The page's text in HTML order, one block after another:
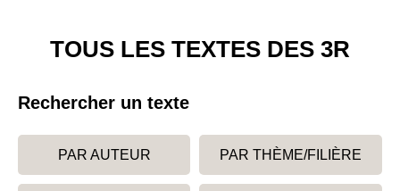
TOUS LES TEXTES DES 3R
Rechercher un texte
PAR AUTEUR PAR THÈME/FILIÈRE